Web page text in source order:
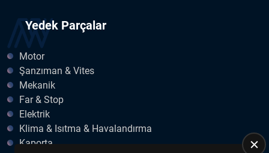
Yedek Parçalar
Motor
Şanzıman & Vites
Mekanik
Far & Stop
Elektrik
Klima & Isıtma & Havalandırma
Kaporta